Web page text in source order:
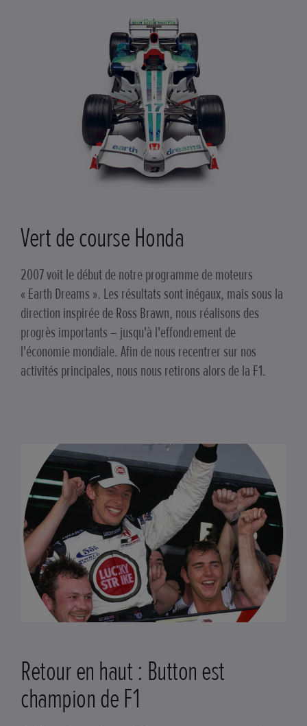
Vert de course Honda
2007 voit le début de notre programme de moteurs
« Earth Dreams ». Les résultats sont inégaux, mais sous la
direction inspirée de Ross Brawn, nous réalisons des
progrès importants – jusqu'à l'effondrement de
l'économie mondiale. Afin de nous recentrer sur nos
activités principales, nous nous retirons alors de la F1.
Retour en haut : Button est
champion de F1